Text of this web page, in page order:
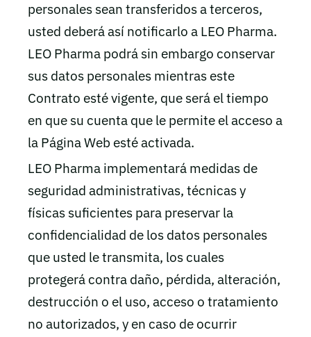
personales sean transferidos a terceros,
usted deberá así notificarlo a LEO Pharma.
LEO Pharma podrá sin embargo conservar
sus datos personales mientras este
Contrato esté vigente, que será el tiempo
en que su cuenta que le permite el acceso a
la Página Web esté activada.
LEO Pharma implementará medidas de
seguridad administrativas, técnicas y
físicas suficientes para preservar la
confidencialidad de los datos personales
que usted le transmita, los cuales
protegerá contra daño, pérdida, alteración,
destrucción o el uso, acceso o tratamiento
no autorizados, y en caso de ocurrir